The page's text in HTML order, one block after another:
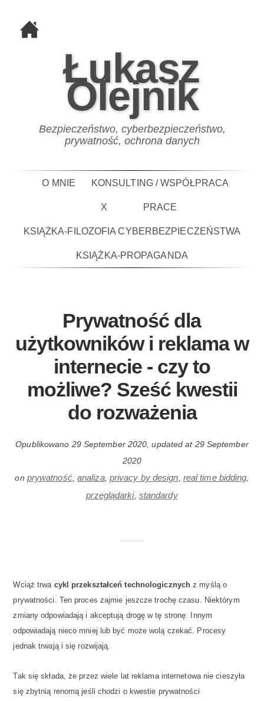
Łukasz
Olejnik
Bezpieczeństwo, cyberbezpieczeństwo,
prywatność, ochrona danych
O MNIE KONSULTING / WSPÓŁPRACA
X PRACE
KSIĄŻKA-FILOZOFIA CYBERBEZPIECZEŃSTWA
KSIĄŻKA-PROPAGANDA
Prywatność dla
użytkowników i reklama w
internecie - czy to
możliwe? Sześć kwestii
do rozważenia
Opublikowano 29 September 2020 , updated at 29 September
2020
on prywatność, analiza, privacy by design real time bidding
przeglądarki, standardy
Wciąż trwa cykl przekształceń technologicznych z myślą o
prywatności. Ten proces zajmie jeszcze trochę czasu. Niektórym
zmiany odpowiadają i akceptują drogę w tę stronę. Innym
odpowiadają nieco mniej lub być może wolą czekać. Procesy
jednak trwają i się rozwijają.
Tak się składa, że ​​przez wiele lat reklama internetowa nie cieszyła
się zbytnią renomą jeśli chodzi o kwestie prywatności